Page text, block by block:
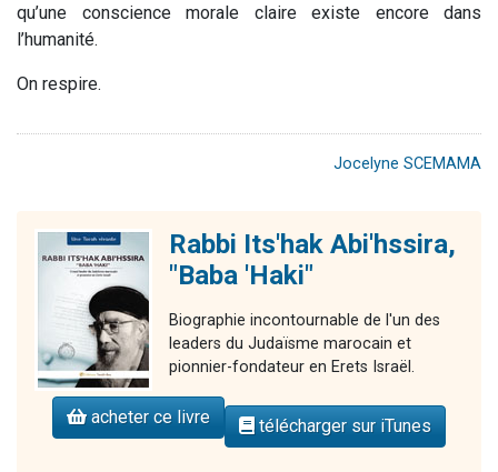
qu’une conscience morale claire existe encore dans
l’humanité.
On respire.
Jocelyne SCEMAMA
Rabbi Its'hak Abi'hssira,
"Baba 'Haki"
Biographie incontournable de l'un des
leaders du Judaïsme marocain et
pionnier-fondateur en Erets Israël.
acheter ce livre télécharger sur iTunes